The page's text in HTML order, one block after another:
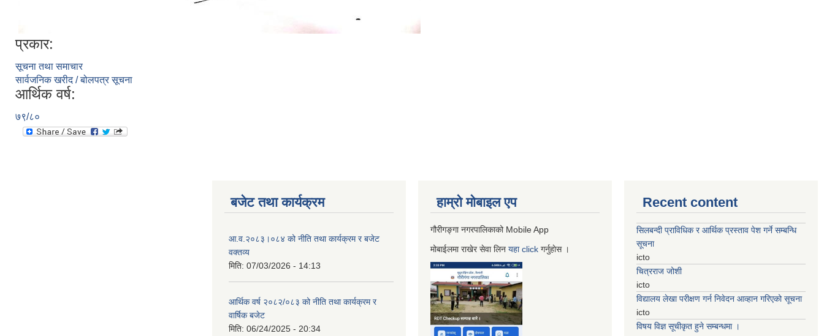
प्रकार:
सूचना तथा समाचार
सार्वजनिक खरीद / बोलपत्र सूचना
आर्थिक वर्ष:
७९/८०
बजेट तथा कार्यक्रम
आ.व.२०८३।०८४ को नीति तथा कार्यक्रम र बजेट
वक्तव्य
मिति: 07/03/2026 - 14:13
आर्थिक वर्ष २०८२/०८३ को नीति तथा कार्यक्रम र
वार्षिक बजेट
मिति: 06/24/2025 - 20:34
हाम्रो माेबाइल एप
गौरीगङ्गा नगरपालिकाको Mobile App
मोबाईलमा राखेर सेवा लिन यहाclick गर्नुहाेस ।
Recent content
सिलबन्दी प्राविधिक र आर्थिक प्रस्ताव पेश गर्ने सम्बन्धि
सूचना
icto
चित्रराज जोशी
icto
विद्यालय लेखा परीक्षण गर्न निवेदन आव्हान गरिएको सूचना
icto
विषय विज्ञ सूचीकृत हुने सम्बन्धमा ।